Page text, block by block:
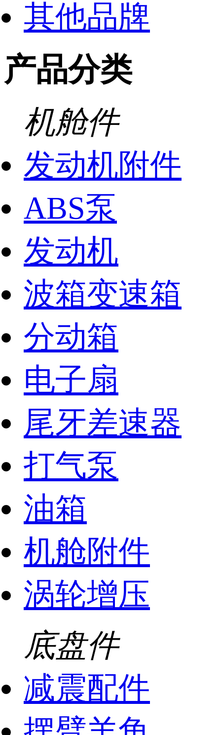
其他品牌
产品分类
机舱件
发动机附件
ABS泵
发动机
波箱变速箱
分动箱
电子扇
尾牙差速器
打气泵
油箱
机舱附件
涡轮增压
底盘件
减震配件